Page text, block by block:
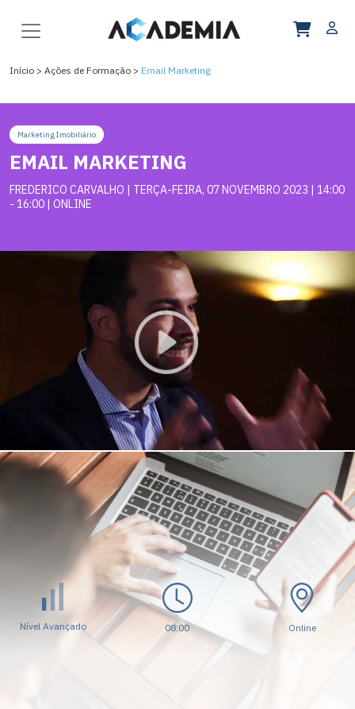
Início > Ações de Formação > Email Marketing
Marketing Imobiliário
EMAIL MARKETING
FREDERICO CARVALHO | TERÇA-FEIRA, 07 NOVEMBRO 2023 | 14:00
- 16:00 | ONLINE
Nível Avançado 08:00 Online